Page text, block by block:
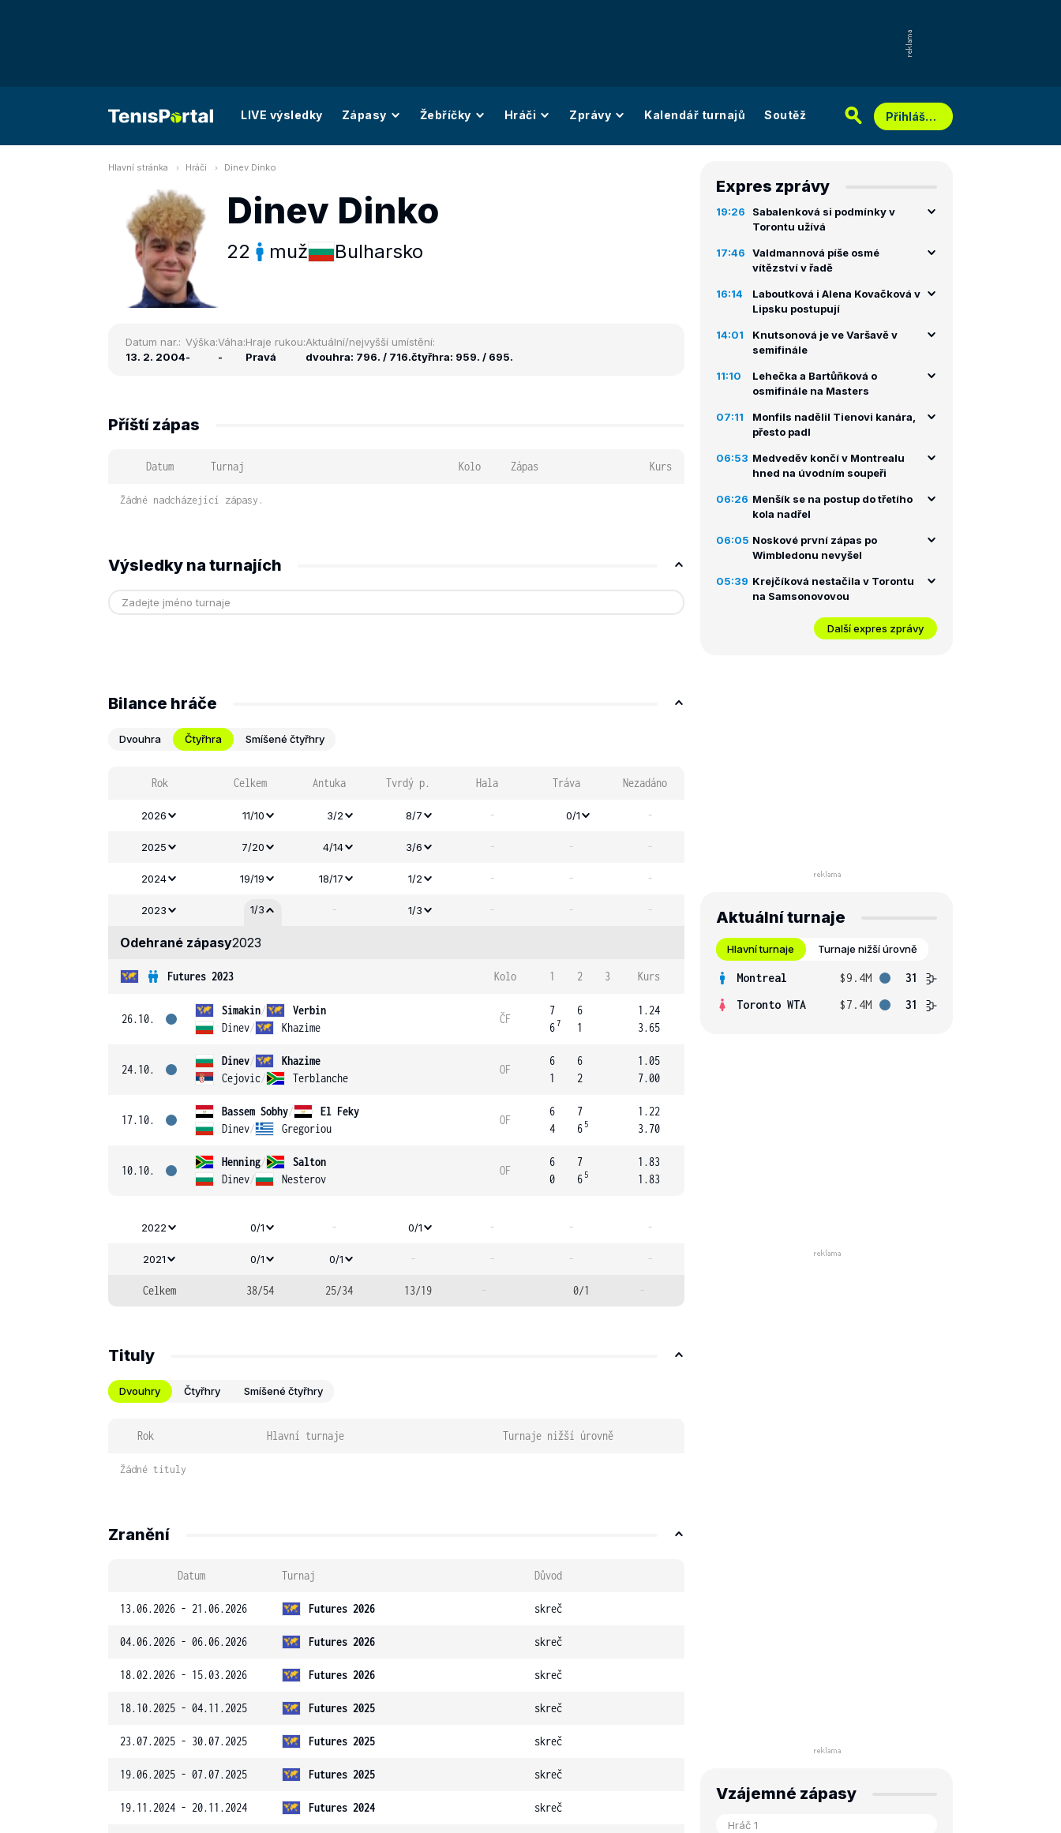
LIVE výsledky Zápasy Žebříčky Hráči Zprávy Kalendář turnajů Soutěž Přihlášení
Hlavní stránka Hráči Dinev Dinko
Dinev Dinko
22 muž Bulharsko
Datum nar.:
13. 2. 2004
Výška:
-
Váha:
-
Hraje rukou:
Pravá
Aktuální/nejvyšší umístění:
dvouhra: 796. / 716.čtyřhra: 959. / 695.
Příští zápas
Datum Turnaj Kolo Zápas Kurs
Žádné nadcházející zápasy.
Výsledky na turnajích
Bilance hráče
Dvouhra Čtyřhra Smíšené čtyřhry
Rok Celkem Antuka Tvrdý p. Hala Tráva Nezadáno
2026 11/10 3/2 8/7 - 0/1 -
2025 7/20 4/14 3/6 - - -
2024 19/19 18/17 1/2 - - -
2023 1/3 - 1/3 - - -
Odehrané zápasy2023
Futures 2023 Kolo 1 2 3 Kurs
26.10.
Simakin/
Verbin
Dinev/ Khazime
ČF
7
67
6
1
1.24
3.65
24.10.
Dinev/
Khazime
Cejovic/ Terblanche
OF
6
1
6
2
1.05
7.00
17.10.
Bassem Sobhy/
El Feky
Dinev/ Gregoriou
OF
6
4
7
6 5
1.22
3.70
10.10.
Henning/
Salton
Dinev/ Nesterov
OF
6
0
7
6 5
1.83
1.83
2022 0/1 - 0/1 - - -
2021 0/1 0/1 - - - -
Celkem 38/54 25/34 13/19 - 0/1 -
Tituly
Dvouhry Čtyřhry Smíšené čtyřhry
Rok Hlavní turnaje Turnaje nižší úrovně
Žádné tituly
Zranění
Datum Turnaj Důvod
13.06.2026 - 21.06.2026 Futures 2026 skreč
04.06.2026 - 06.06.2026 Futures 2026 skreč
18.02.2026 - 15.03.2026 Futures 2026 skreč
18.10.2025 - 04.11.2025 Futures 2025 skreč
23.07.2025 - 30.07.2025 Futures 2025 skreč
19.06.2025 - 07.07.2025 Futures 2025 skreč
19.11.2024 - 20.11.2024 Futures 2024 skreč
Expres zprávy
19:26
Sabalenková si podmínky v
Torontu užívá
17:46
Valdmannová píše osmé
vítězství v řadě
16:14
Laboutková i Alena Kovačková v
Lipsku postupují
14:01
Knutsonová je ve Varšavě v
semifinále
11:10
Lehečka a Bartůňková o
osmifinále na Masters
07:11
Monfils nadělil Tienovi kanára,
přesto padl
06:53 Medveděv končí v Montrealu
hned na úvodním soupeři
06:26 Menšík se na postup do třetího
kola nadřel
06:05 Noskové první zápas po
Wimbledonu nevyšel
05:39 Krejčíková nestačila v Torontu
na Samsonovovou
Další expres zprávy
Aktuální turnaje
Hlavní turnaje Turnaje nižší úrovně
Montreal $9.4M
31
Toronto WTA
$7.4M 31
Vzájemné zápasy